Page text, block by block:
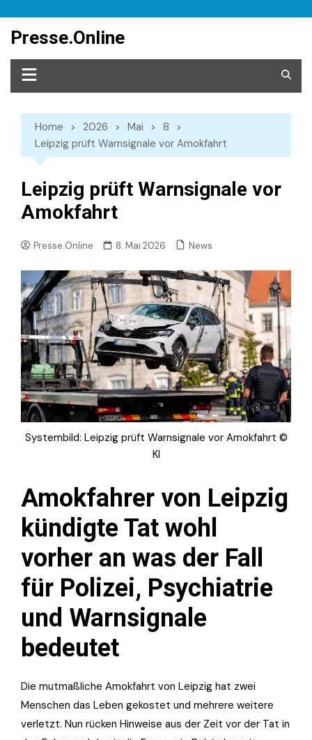
content
Presse.Online
Home 2026 Mai
8
Leipzig prüft Warnsignale vor Amokfahrt
Leipzig prüft Warnsignale vor
Amokfahrt
Presse.Online 8. Mai 2026 News
Systembild: Leipzig prüft Warnsignale vor Amokfahrt ©
KI
Amokfahrer von Leipzig
kündigte Tat wohl
vorher an was der Fall
für Polizei, Psychiatrie
und Warnsignale
bedeutet
Die mutmaßliche Amokfahrt von Leipzig hat zwei
Menschen das Leben gekostet und mehrere weitere
verletzt. Nun rücken Hinweise aus der Zeit vor der Tat in